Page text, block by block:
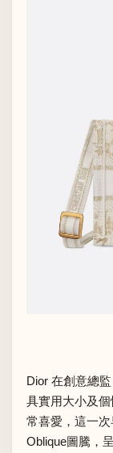
Dior 在創意總
具實用大小及
常喜愛，這一
Oblique圖騰，